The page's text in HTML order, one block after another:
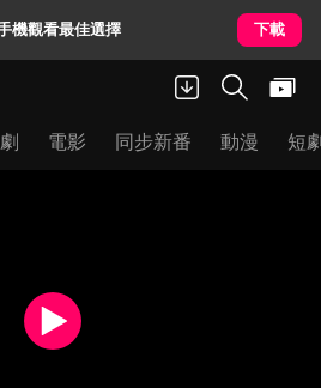
機觀看最佳選擇 下載
電影 同步新番 動漫 短